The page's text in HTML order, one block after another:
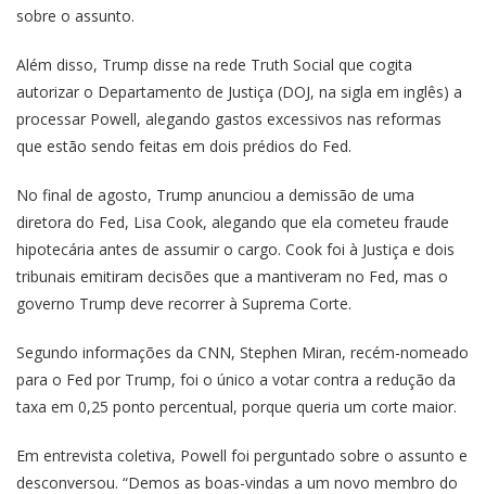
sobre o assunto.
Além disso, Trump disse na rede Truth Social que cogita
autorizar o Departamento de Justiça (DOJ, na sigla em inglês) a
processar Powell, alegando gastos excessivos nas reformas
que estão sendo feitas em dois prédios do Fed.
No final de agosto, Trump anunciou a demissão de uma
diretora do Fed, Lisa Cook, alegando que ela cometeu fraude
hipotecária antes de assumir o cargo. Cook foi à Justiça e dois
tribunais emitiram decisões que a mantiveram no Fed, mas o
governo Trump deve recorrer à Suprema Corte.
Segundo informações da CNN, Stephen Miran, recém-nomeado
para o Fed por Trump, foi o único a votar contra a redução da
taxa em 0,25 ponto percentual, porque queria um corte maior.
Em entrevista coletiva, Powell foi perguntado sobre o assunto e
desconversou. “Demos as boas-vindas a um novo membro do